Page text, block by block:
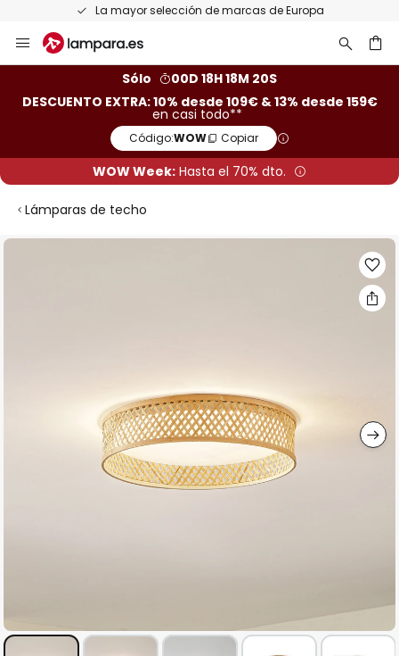
La mayor selección de marcas de Europa
al
Sólo
00D 18H 18M 19S
DESCUENTO EXTRA: 10% desde 109€ & 13% desde 159€
en casi todo**
Código:WOW Copiar
WOW Week: Hasta el 70% dto.
Lámparas de techo
Saltar